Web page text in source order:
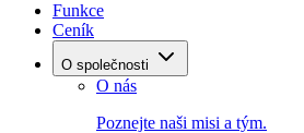
Funkce
Ceník
O společnosti
O nás
Poznejte naši misi a tým.